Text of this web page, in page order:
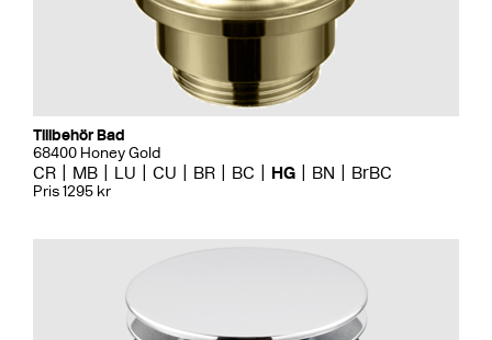
Tillbehör Bad
68400 Honey Gold
CR MB LU CU BR BC HG BN BrBC
Pris 1295 kr